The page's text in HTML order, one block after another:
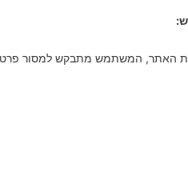
האתר, המשתמש מתבקש למסור